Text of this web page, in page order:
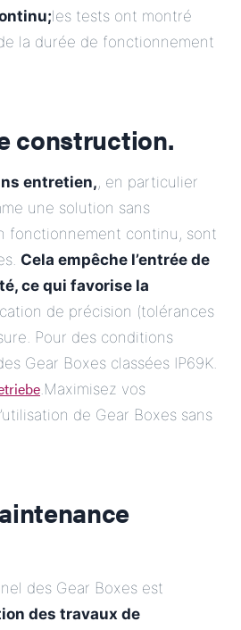
les tests ont montré
la durée de fonctionnement
construction.
entretien,, en particulier
une solution sans
fonctionnement continu, sont
Cela empêche l’entrée de
ce qui favorise la
de précision (tolérances
Pour des conditions
Gear Boxes classées IP69K.
.Maximisez vos
de Gear Boxes sans
des Gear Boxes est
des travaux de